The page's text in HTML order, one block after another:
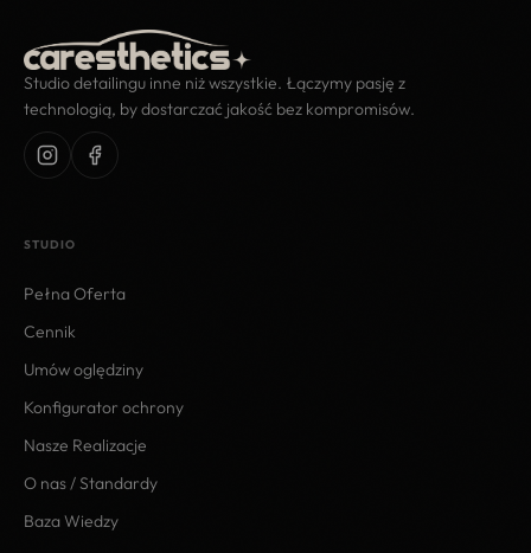
Studio detailingu inne niż wszystkie. Łączymy pasję z
technologią, by dostarczać jakość bez kompromisów.
STUDIO
Pełna Oferta
Cennik
Umów oględziny
Konfigurator ochrony
Nasze Realizacje
O nas / Standardy
Baza Wiedzy